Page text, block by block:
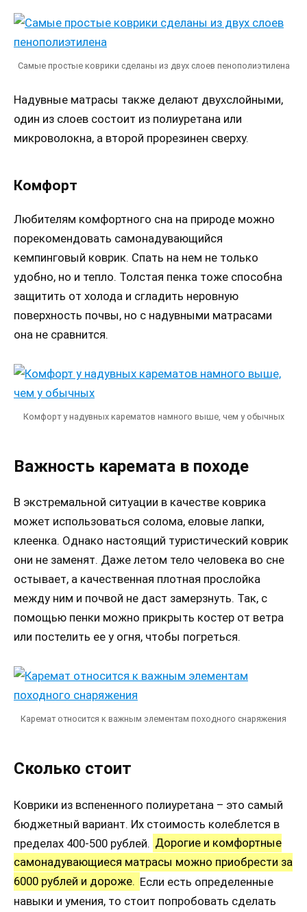
Самые простые коврики сделаны из двух слоев пенополиэтилена
Надувные матрасы также делают двухслойными,
один из слоев состоит из полиуретана или
микроволокна, а второй прорезинен сверху.
Комфорт
Любителям комфортного сна на природе можно
порекомендовать самонадувающийся
кемпинговый коврик. Спать на нем не только
удобно, но и тепло. Толстая пенка тоже способна
защитить от холода и сгладить неровную
поверхность почвы, но с надувными матрасами
она не сравнится.
Комфорт у надувных карематов намного выше, чем у обычных
Важность каремата в походе
В экстремальной ситуации в качестве коврика
может использоваться солома, еловые лапки,
клеенка. Однако настоящий туристический коврик
они не заменят. Даже летом тело человека во сне
остывает, а качественная плотная прослойка
между ним и почвой не даст замерзнуть. Так, с
помощью пенки можно прикрыть костер от ветра
или постелить ее у огня, чтобы погреться.
Каремат относится к важным элементам походного снаряжения
Сколько стоит
Коврики из вспененного полиуретана – это самый
бюджетный вариант. Их стоимость колеблется в
пределах 400-500 рублей. Дорогие и комфортные
самонадувающиеся матрасы можно приобрести за
6000 рублей и дороже. Если есть определенные
навыки и умения, то стоит попробовать сделать